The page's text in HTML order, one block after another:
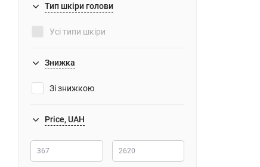
Тип шкіри голови
Усі типи шкіри
Знижка
Зі знижкою
Price, UAH